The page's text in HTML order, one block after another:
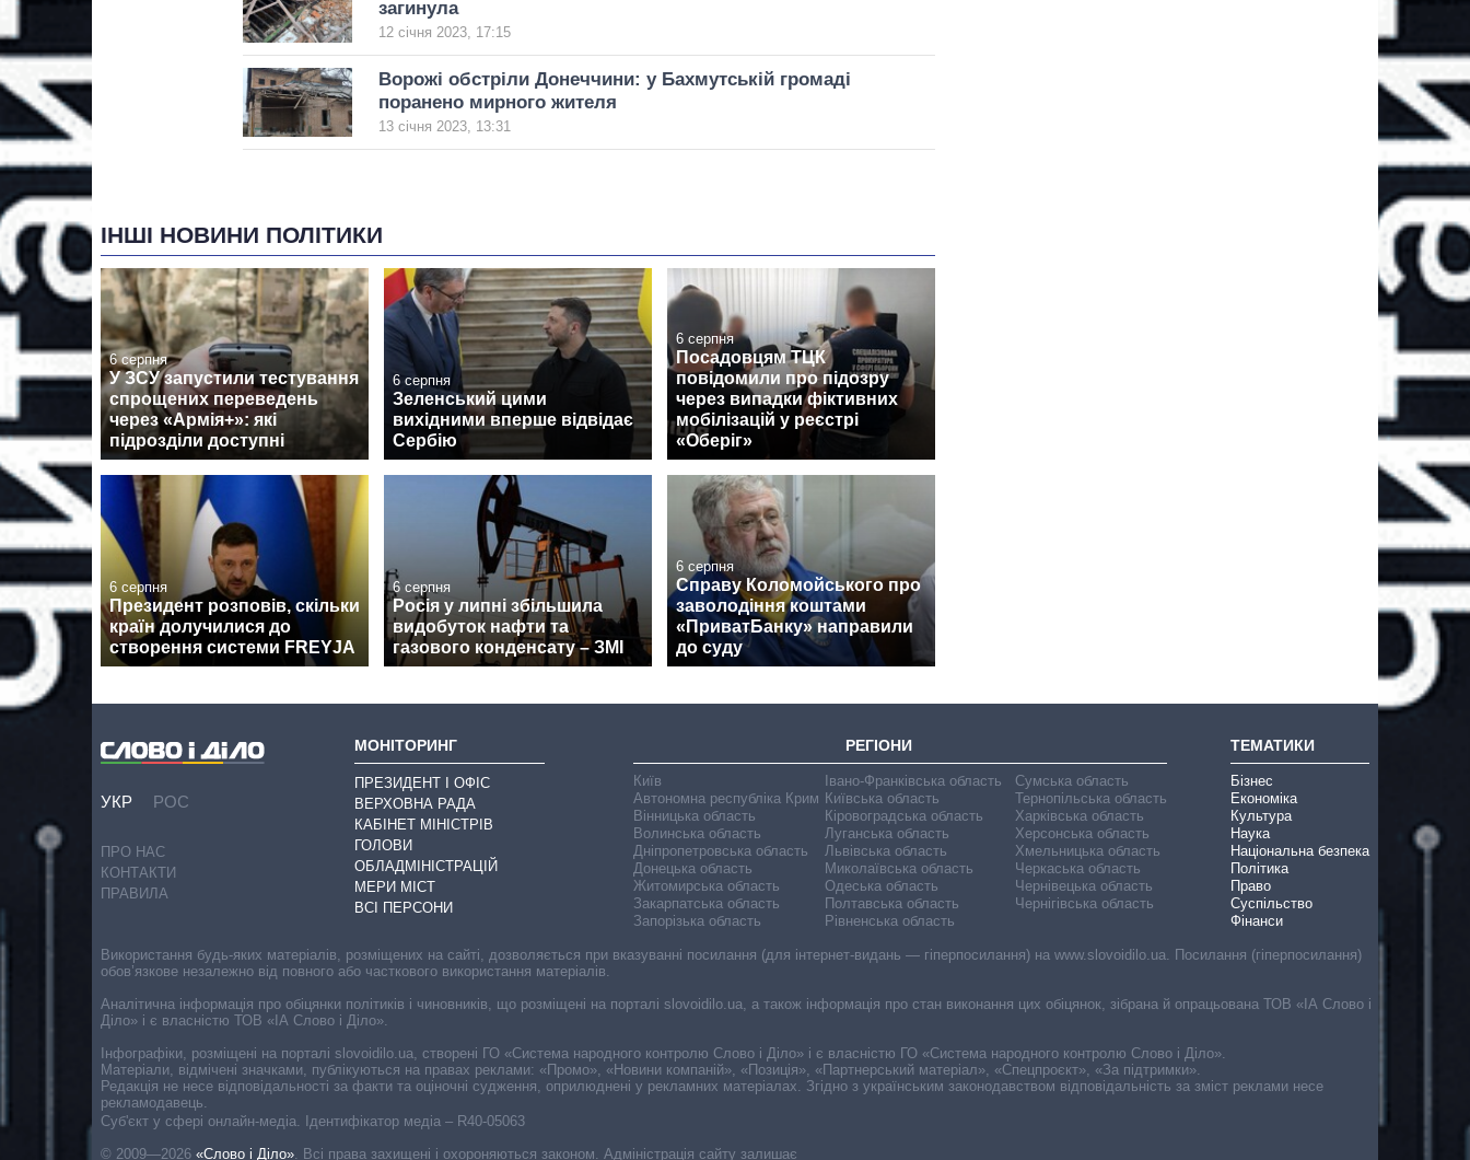
загинула
12 січня 2023, 17:15
Ворожі обстріли Донеччини: у Бахмутській громаді
поранено мирного жителя
13 січня 2023, 13:31
ІНШІ НОВИНИ ПОЛІТИКИ
6 серпня
У ЗСУ запустили тестування
спрощених переведень
через «Армія+»: які
підрозділи доступні
6 серпня
Зеленський цими
вихідними вперше відвідає
Сербію
6 серпня
Посадовцям ТЦК
повідомили про підозру
через випадки фіктивних
мобілізацій у реєстрі
«Оберіг»
6 серпня
Президент розповів, скільки
країн долучилися до
створення системи FREYJA
6 серпня
Росія у липні збільшила
видобуток нафти та
газового конденсату – ЗМІ
6 серпня
Справу Коломойського про
заволодіння коштами
«ПриватБанку» направили
до суду
УКР РОС
ПРО НАС
КОНТАКТИ
ПРАВИЛА
МОНІТОРИНГ
ПРЕЗИДЕНТ І ОФІС
ВЕРХОВНА РАДА
КАБІНЕТ МІНІСТРІВ
ГОЛОВИ
ОБЛАДМІНІСТРАЦІЙ
МЕРИ МІСТ
ВСІ ПЕРСОНИ
РЕГІОНИ
Київ
Автономна республіка Крим
Вінницька область
Волинська область
Дніпропетровська область
Донецька область
Житомирська область
Закарпатська область
Запорізька область
Івано-Франківська область
Київська область
Кіровоградська область
Луганська область
Львівська область
Миколаївська область
Одеська область
Полтавська область
Рівненська область
Сумська область
Тернопільська область
Харківська область
Херсонська область
Хмельницька область
Черкаська область
Чернівецька область
Чернігівська область
ТЕМАТИКИ
Бізнес
Економіка
Культура
Наука
Національна безпека
Політика
Право
Суспільство
Фінанси
Cуб'єкт у сфері онлайн-медіа. Ідентифікатор медіа – R40-05063
© 2009—2026 «Слово і Діло» Всі права захищені і охороняються законом. Адміністрація сайту залишає
Використання будь-яких матеріалів, розміщених на сайті, дозволяється при вказуванні посилання (для інтернет-видань — гіперпосилання) на www.slovoidilo.ua. Посилання (гіперпосилання)
обов’язкове незалежно від повного або часткового використання матеріалів.
Аналітична інформація про обіцянки політиків і чиновників, що розміщені на порталі slovoidilo.ua, а також інформація про стан виконання цих обіцянок, зібрана й опрацьована ТОВ «ІА Слово і
Діло» і є власністю ТОВ «ІА Слово і Діло».
Інфографіки, розміщені на порталі slovoidilo.ua, створені ГО «Система народного контролю Слово і Діло» і є власністю ГО «Система народного контролю Слово і Діло».
Матеріали, відмічені значками, публікуються на правах реклами: «Промо», «Новини компаній», «Позиція», «Партнерський матеріал», «Спецпроєкт», «За підтримки».
Редакція не несе відповідальності за факти та оціночні судження, оприлюднені у рекламних матеріалах. Згідно з українським законодавством відповідальність за зміст реклами несе
рекламодавець.